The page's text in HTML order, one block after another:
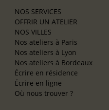
NOS SERVICES
OFFRIR UN ATELIER
NOS VILLES
Nos ateliers à Paris
Nos ateliers à Lyon
Nos ateliers à Bordeaux
Écrire en résidence
Écrire en ligne
Où nous trouver ?